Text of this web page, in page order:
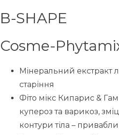
B-SHAPE
Cosme-
Мінеральний екстракт
старіння
Фіто мікс Кипарис &
купероз та варикоз,
контури тіла –